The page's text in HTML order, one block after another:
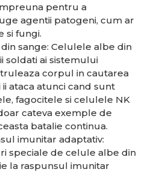
pentru a
agentii patogeni, cum ar
si fungi.
sange: Celulele albe din
soldati ai sistemului
corpul in cautarea
ataca atunci cand sunt
fagocitele si celulele NK
cateva exemple de
batalie continua.
imunitar adaptativ:
speciale de celule albe din
la raspunsul imunitar